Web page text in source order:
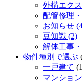
外構エク
配管修理
お知らせ
豆知識 (2)
解体工事
物件種別で選ぶ
一戸建て
マンショ